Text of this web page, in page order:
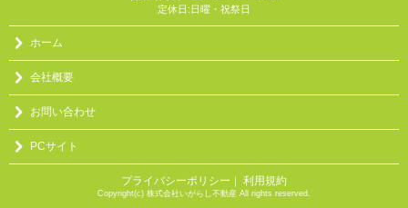
定休日:日曜・祝祭日
ホーム
会社概要
お問い合わせ
PCサイト
プライバシーポリシー ｜ 利用規約
Copyright(c) 株式会社いがらし不動産 All rights reserved.